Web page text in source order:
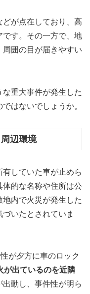
が点在しており、高
す。その一方で、地
囲の目が届きやすい
重大事件が発生した
はないでしょうか。
辺環境
していた車が止めら
体的な名称や住所は公
内で火災が発生した
いたとされていま
が夕方に車のロック
が出ているのを近隣
動し、事件性が明ら